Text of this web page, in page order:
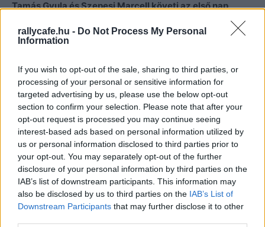
rallycafe.hu - Do Not Process My Personal
Information
If you wish to opt-out of the sale, sharing to third parties, or
processing of your personal or sensitive information for
targeted advertising by us, please use the below opt-out
section to confirm your selection. Please note that after your
opt-out request is processed you may continue seeing
interest-based ads based on personal information utilized by
us or personal information disclosed to third parties prior to
your opt-out. You may separately opt-out of the further
disclosure of your personal information by third parties on the
IAB’s list of downstream participants. This information may
also be disclosed by us to third parties on the IAB’s List of
Downstream Participants that may further disclose it to other
Tamás Gyula és Szepesi Marcell követi az első nap
szerepelt a Zemplén Rally első napján, melyek végén
Kovács Gergő és Pálfi Begyó Péter 24.4 másodperccel
előzi meg Tamás Gyulát és Sztrakon Bencét, míg a
harmadik helyen Szepesi Marcell és Tóth Gergely
ugyancsak BMW-vel követi a Peugeot-s kettőst.
A verseny második helyéért a vasárnapi két szakaszon is
nagy csata lehet, hiszen Tamásékat 8.4 másodperccel
követi Szepesi, míg Békési Richárd további 2.3, Várnai
Dávid további 3.7 másodperc hátránnyal áll.